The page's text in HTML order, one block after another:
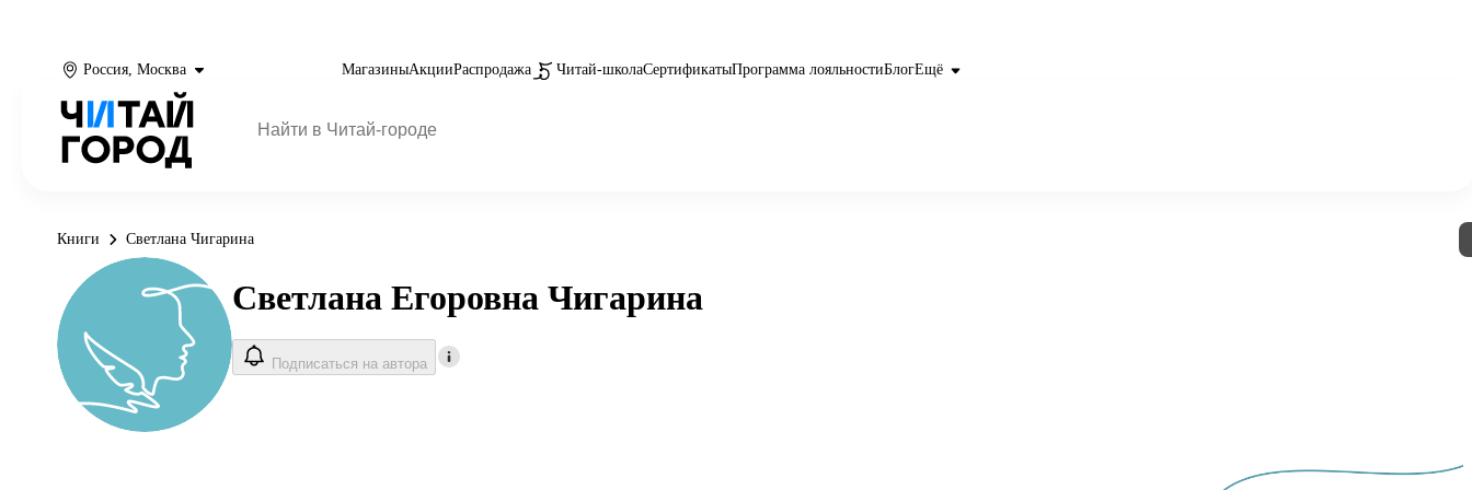
Россия, Москва МагазиныАкцииРаспродажа Читай-школаСертификатыПрограмма лояльностиБлогЕщё
Книги Светлана Чигарина
Светлана Егоровна Чигарина
Подписаться на автора